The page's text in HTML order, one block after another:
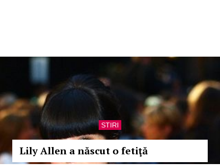
STIRI
Lily Allen a născut o fetiţă